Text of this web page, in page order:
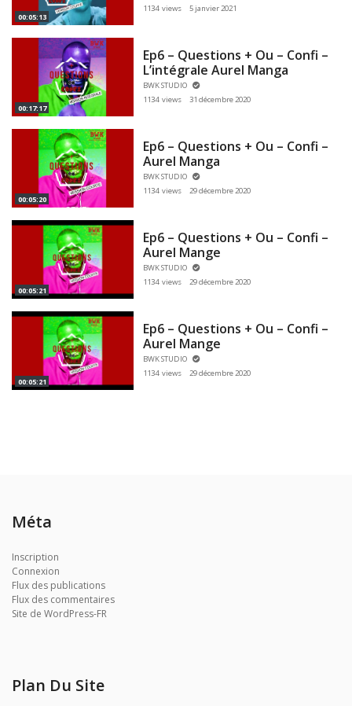
00:05:13
1134 views
5 janvier 2021
00:17:17
Ep6 – Questions + Ou – Confi –
L’intégrale Aurel Manga
BWK STUDIO
1134 views
31 décembre 2020
00:05:20
Ep6 – Questions + Ou – Confi –
Aurel Manga
BWK STUDIO
1134 views
29 décembre 2020
00:05:21
Ep6 – Questions + Ou – Confi –
Aurel Mange
BWK STUDIO
1134 views
29 décembre 2020
00:05:21
Ep6 – Questions + Ou – Confi –
Aurel Mange
BWK STUDIO
1134 views
29 décembre 2020
Méta
Inscription
Connexion
Flux des publications
Flux des commentaires
Site de WordPress-FR
Plan Du Site